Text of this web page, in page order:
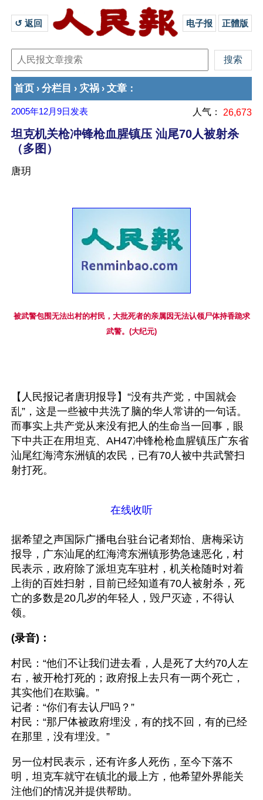
↺ 返回 电子报 正體版
首页 › 分栏目 › 灾祸 › 文章 ：
2005年12月9日 发表 人气： 26,673
坦克机关枪冲锋枪血腥镇压 汕尾70人被射杀
（多图）
唐玥
被武警包围无法出村的村民，大批死者的亲属因无法认领尸体持香跪求
武警。(大纪元)
【人民报记者唐玥报导】“没有共产党，中国就会
乱”，这是一些被中共洗了脑的华人常讲的一句话。
而事实上共产党从来没有把人的生命当一回事，眼
下中共正在用坦克、AH47冲锋枪枪血腥镇压广东省
汕尾红海湾东洲镇的农民，已有70人被中共武警扫
射打死。
在线收听
据希望之声国际广播电台驻台记者郑怡、唐梅采访
报导，广东汕尾的红海湾东洲镇形势急速恶化，村
民表示，政府除了派坦克车驻村，机关枪随时对着
上街的百姓扫射，目前已经知道有70人被射杀，死
亡的多数是20几岁的年轻人，毁尸灭迹，不得认
领。
(录音)：
村民：“他们不让我们进去看，人是死了大约70人左
右，被开枪打死的；政府报上去只有一两个死亡，
其实他们在欺骗。”
记者：“你们有去认尸吗？”
村民：“那尸体被政府埋没，有的找不回，有的已经
在那里，没有埋没。”
另一位村民表示，还有许多人死伤，至今下落不
明，坦克车就守在镇北的最上方，他希望外界能关
注他们的情况并提供帮助。